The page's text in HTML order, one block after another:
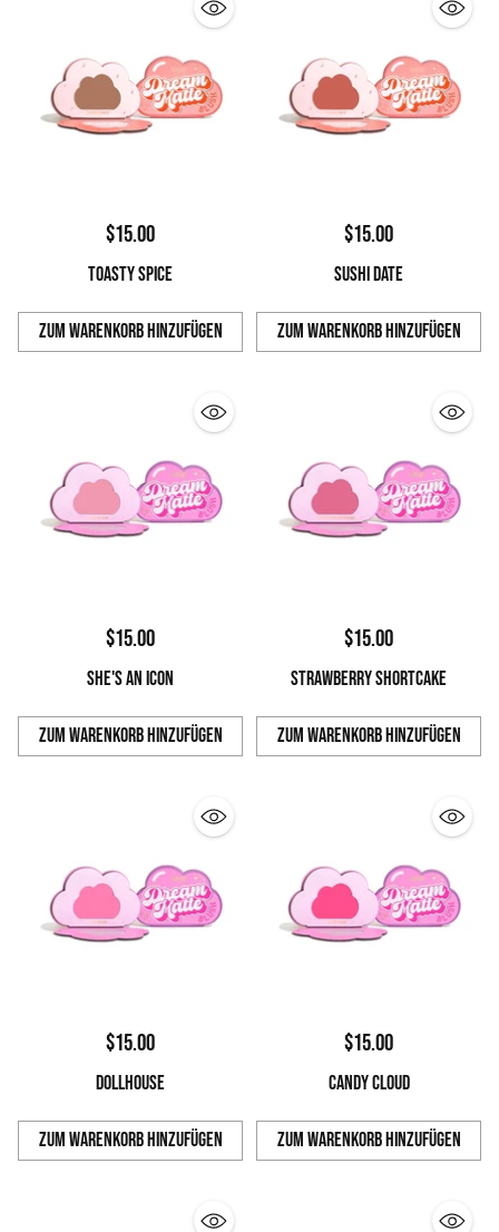
$15.00
TOASTY SPICE
Zum Warenkorb hinzufügen
Anzahl
$15.00
SUSHI DATE
Zum Warenkorb hinzufügen
Anzahl
$15.00
SHE'S AN ICON
Zum Warenkorb hinzufügen
Anzahl
$15.00
STRAWBERRY SHORTCAKE
Zum Warenkorb hinzufügen
Anzahl
$15.00
DOLLHOUSE
Zum Warenkorb hinzufügen
Anzahl
$15.00
CANDY CLOUD
Zum Warenkorb hinzufügen
Anzahl